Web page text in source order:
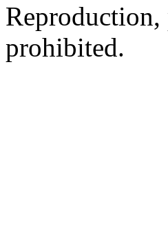
Reproduction,
prohibited.